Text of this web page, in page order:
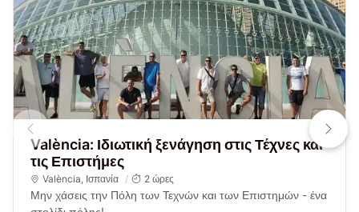
València: Ιδιωτική ξενάγηση στις Τέχνες και
τις Επιστήμες
València Ισπανία 2 ώρες
Μην χάσεις την Πόλη των Τεχνών και των Επιστημών - ένα